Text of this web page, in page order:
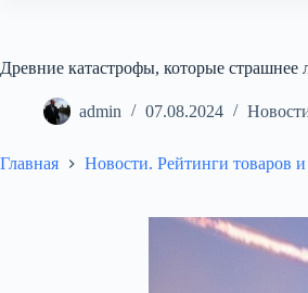
Древние катастрофы, которые
admin 07.08.2024
Главная Новости. Рейтинги товаров и